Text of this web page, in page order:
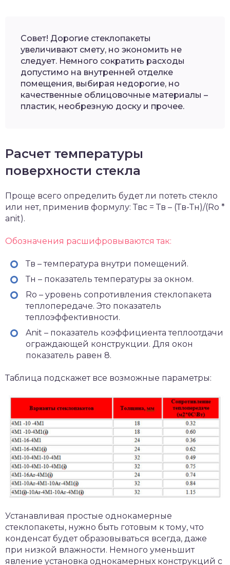
Совет! Дорогие стеклопакеты
увеличивают смету, но экономить не
следует. Немного сократить расходы
допустимо на внутренней отделке
помещения, выбирая недорогие, но
качественные облицовочные материалы –
пластик, необрезную доску и прочее.
Расчет температуры
поверхности стекла
Проще всего определить будет ли потеть стекло
или нет, применив формулу: Твс = Тв – (Тв-Тн)/(Ro *
anit).
Обозначения расшифровываются так:
Тв – температура внутри помещений.
Тн – показатель температуры за окном.
Ro – уровень сопротивления стеклопакета
теплопередаче. Это показатель
теплоэффективности.
Anit – показатель коэффициента теплоотдачи
ограждающей конструкции. Для окон
показатель равен 8.
Таблица подскажет все возможные параметры:
Устанавливая простые однокамерные
стеклопакеты, нужно быть готовым к тому, что
конденсат будет образовываться всегда, даже
при низкой влажности. Немного уменьшит
явление установка однокамерных конструкций с